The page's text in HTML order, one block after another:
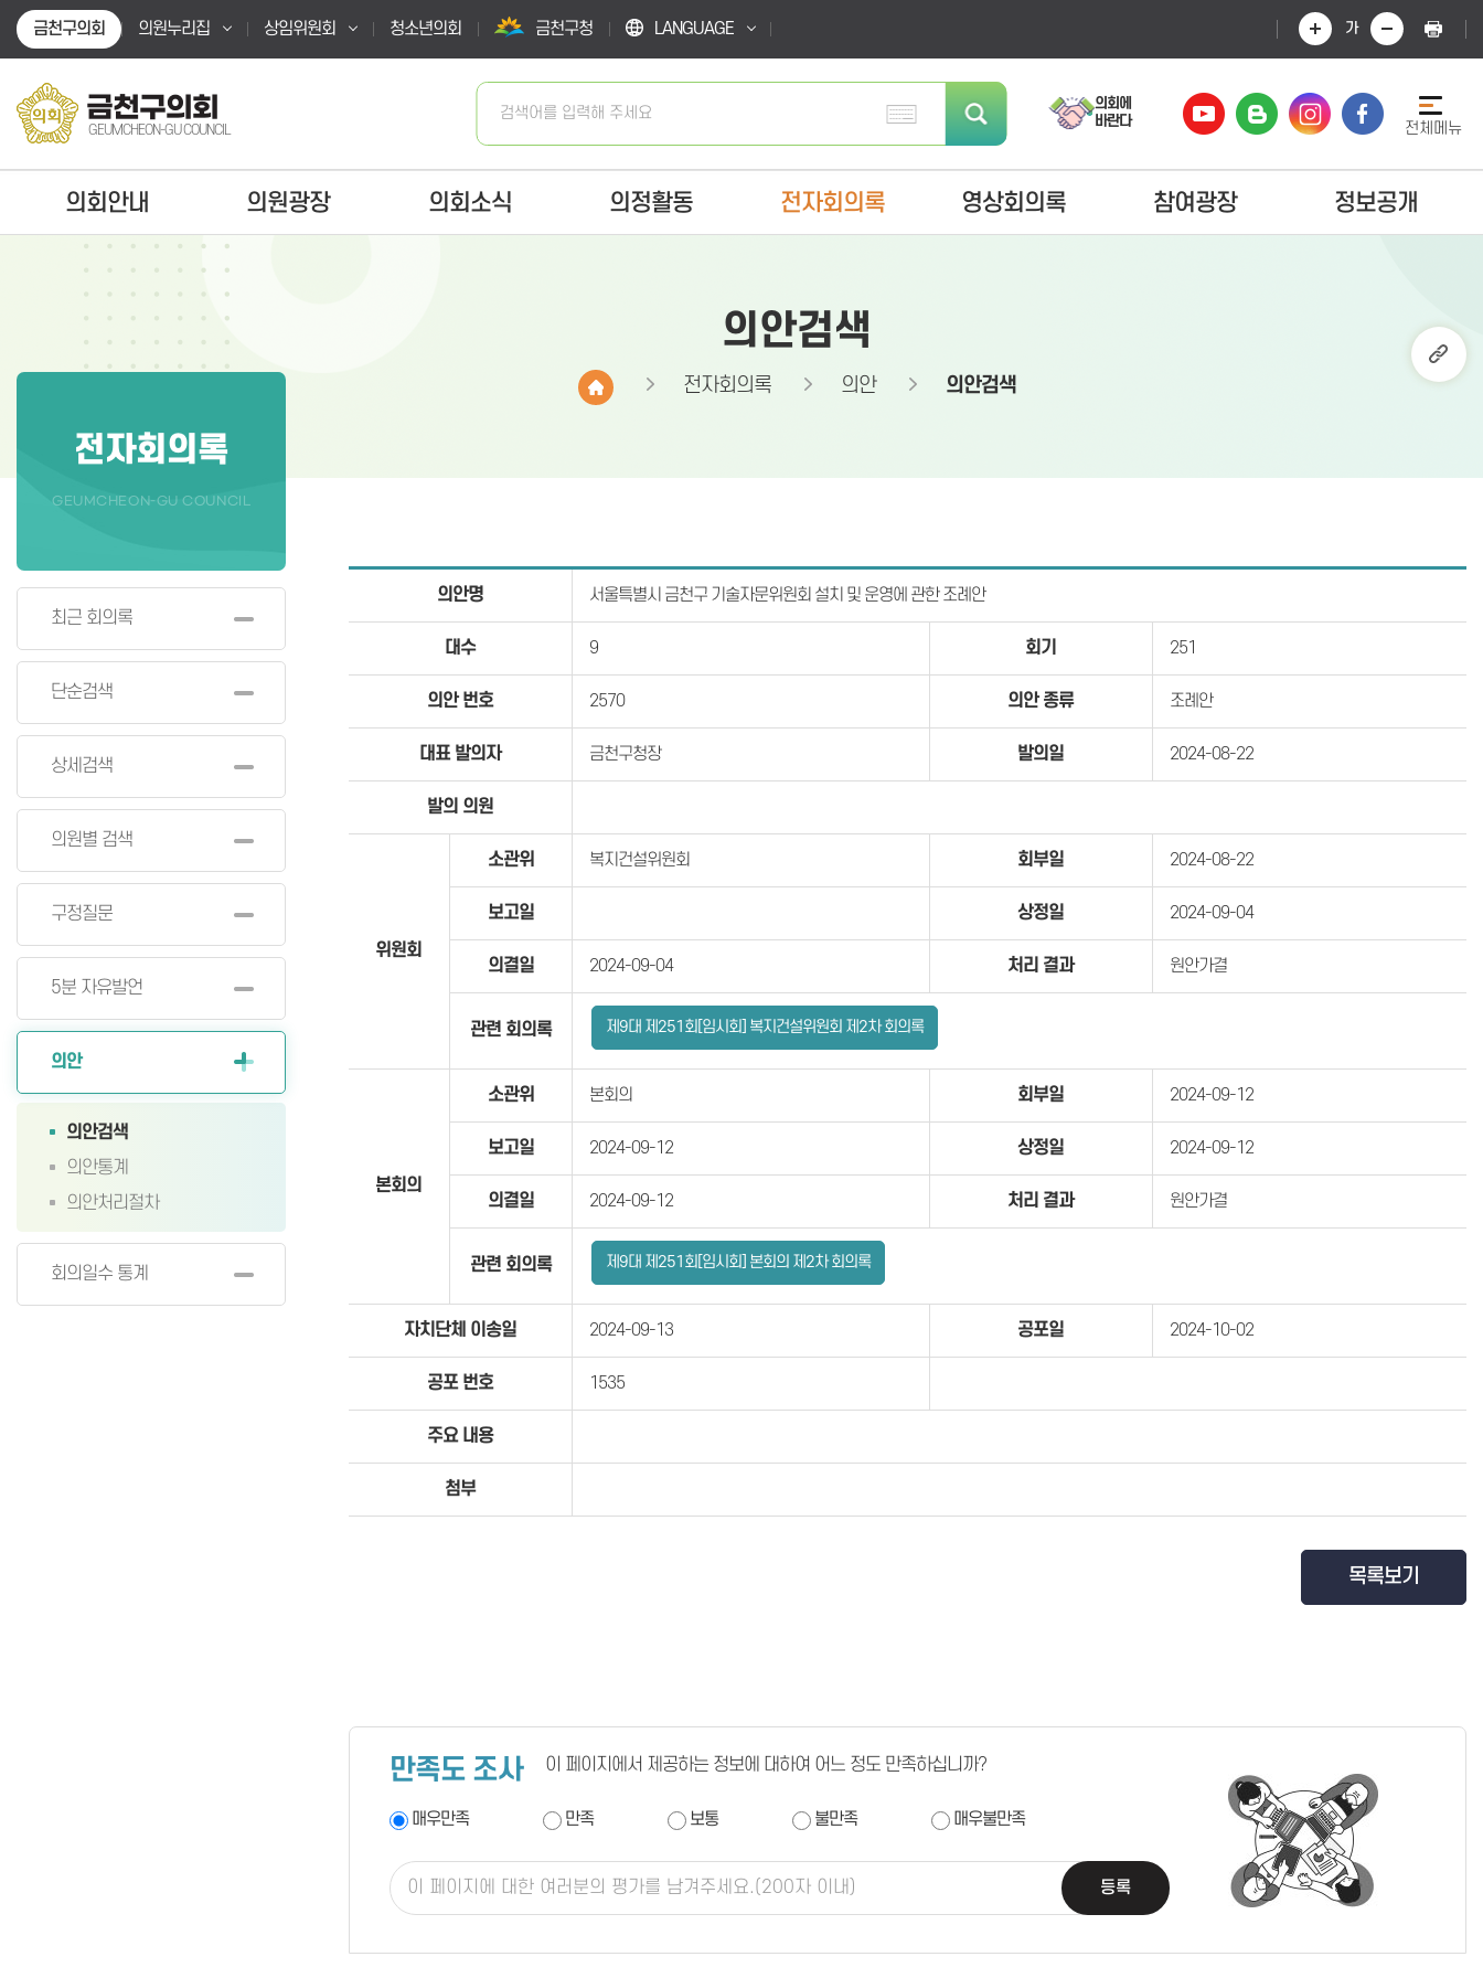
본문바로가기
금천구의회
의원누리집 상임위원회 청소년의회 금천구청 LANGUAGE 가
금천구의회
GEUMCHEON-GU COUNCIL
의회안내 의원광장 의회소식 의정활동 전자회의록 영상회의록 참여광장 정보공개
의회에
바란다
전체메뉴
전자회의록
GEUMCHEON-GU COUNCIL
최근 회의록
단순검색
상세검색
의원별 검색
구정질문
5분 자유발언
의안
의안검색
의안통계
의안처리절차
회의일수 통계
의안검색
전자회의록 의안 의안검색
의안명 서울특별시 금천구 기술자문위원회 설치 및 운영에 관한 조례안
대수 9 회기 251
의안 번호 2570 의안 종류 조례안
대표 발의자 금천구청장 발의일 2024-08-22
발의 의원
위원회
소관위 복지건설위원회 회부일 2024-08-22
보고일 상정일 2024-09-04
의결일 2024-09-04 처리 결과 원안가결
관련 회의록 제9대 제251회[임시회] 복지건설위원회 제2차 회의록
본회의
소관위 본회의 회부일 2024-09-12
보고일 2024-09-12 상정일 2024-09-12
의결일 2024-09-12 처리 결과 원안가결
관련 회의록 제9대 제251회[임시회] 본회의 제2차 회의록
자치단체 이송일 2024-09-13 공포일 2024-10-02
공포 번호 1535
주요 내용
첨부
목록보기
만족도 조사 이 페이지에서 제공하는 정보에 대하여 어느 정도 만족하십니까?
매우만족 만족 보통 불만족 매우불만족
등록